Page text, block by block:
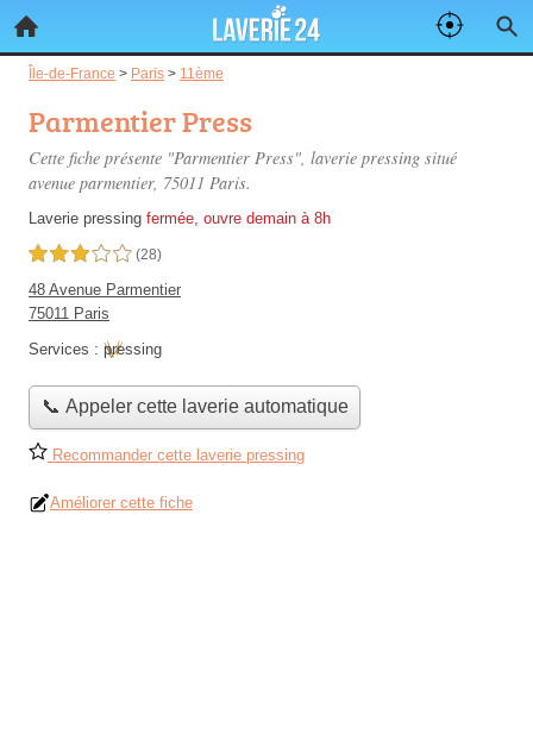
Île-de-France > Paris > 11ème
Parmentier Press
Cette fiche présente "Parmentier Press", laverie pressing situé
avenue parmentier, 75011 Paris.
Laverie pressing fermée, ouvre demain à 8h
3,0 étoiles sur 5 (28)
48 Avenue Parmentier
75011 Paris
Services : pressing
📞 Appeler cette laverie automatique
Recommander cette laverie pressing
Améliorer cette fiche